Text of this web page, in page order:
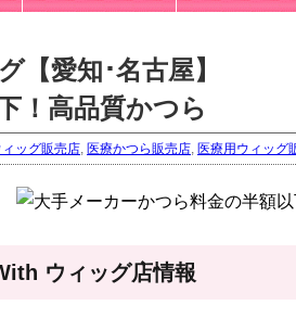
【愛知･名古屋】
！高品質かつら
ィッグ販売店, 医療かつら販売店, 医療用ウィッグ
ウィッグ店情報